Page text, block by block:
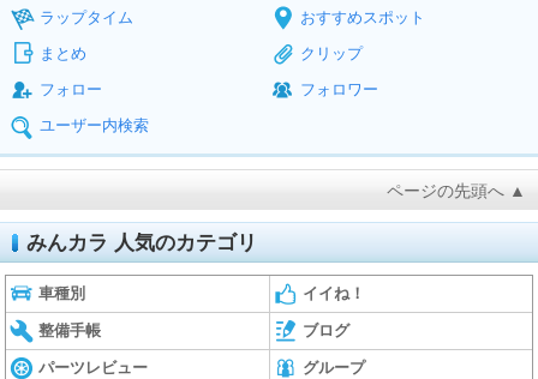
ラップタイム
おすすめスポット
まとめ
クリップ
フォロー
フォロワー
ユーザー内検索
ページの先頭へ ▲
みんカラ 人気のカテゴリ
車種別 イイね！
整備手帳 ブログ
パーツレビュー グループ